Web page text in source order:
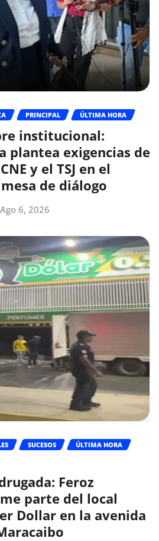
PRINCIPAL ÚLTIMA HORA
institucional:
plantea exigencias de
y el TSJ en el
de diálogo
Ago 6, 2026
SUCESOS
ÚLTIMA HORA
Feroz
parte del local
Dollar en la avenida